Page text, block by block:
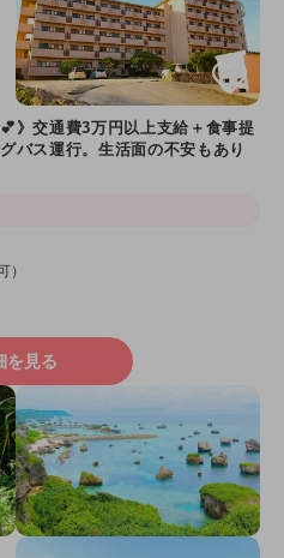
》交通費3万円以上支給＋食事提
バス運行。生活面の不安もあり
）
を見る